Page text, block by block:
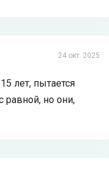
24 окт. 2025
лет, пытается
равной, но они,